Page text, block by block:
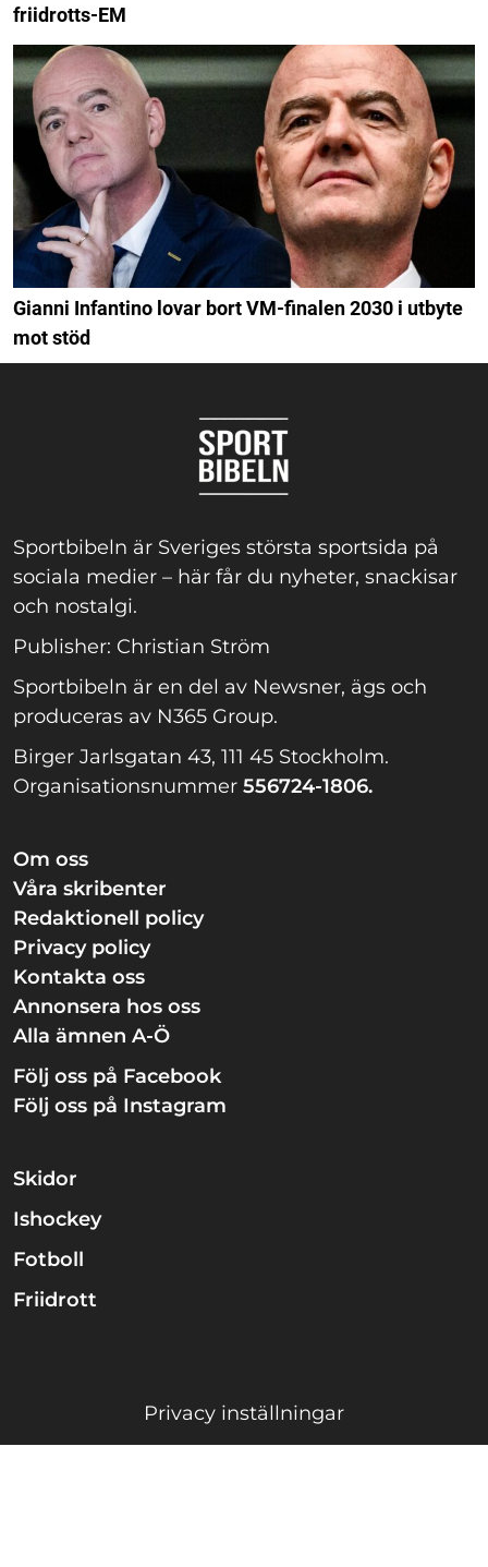
friidrotts-EM
Gianni Infantino lovar bort VM-finalen 2030 i utbyte
mot stöd
Sportbibeln är Sveriges största sportsida på
sociala medier – här får du nyheter, snackisar
och nostalgi.
Publisher: Christian Ström
Sportbibeln är en del av Newsner, ägs och
produceras av N365 Group.
Birger Jarlsgatan 43, 111 45 Stockholm.
Organisationsnummer 556724-1806.
Om oss
Våra skribenter
Redaktionell policy
Privacy policy
Kontakta oss
Annonsera hos oss
Alla ämnen A-Ö
Följ oss på Facebook
Följ oss på Instagram
Skidor
Ishockey
Fotboll
Friidrott
Privacy inställningar